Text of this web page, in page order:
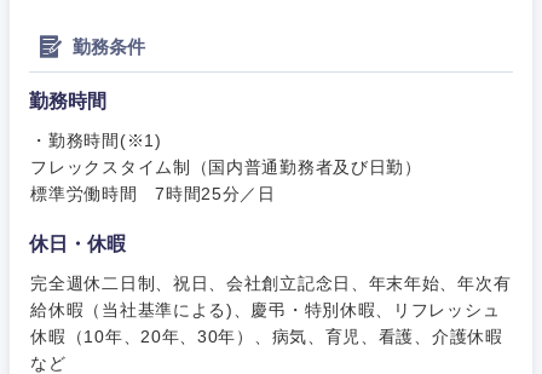
勤務条件
勤務時間
・勤務時間(※1)
フレックスタイム制（国内普通勤務者及び日勤）
標準労働時間 7時間25分／日
休日・休暇
完全週休二日制、祝日、会社創立記念日、年末年始、年次有
給休暇（当社基準による)、慶弔・特別休暇、リフレッシュ
休暇（10年、20年、30年）、病気、育児、看護、介護休暇
など